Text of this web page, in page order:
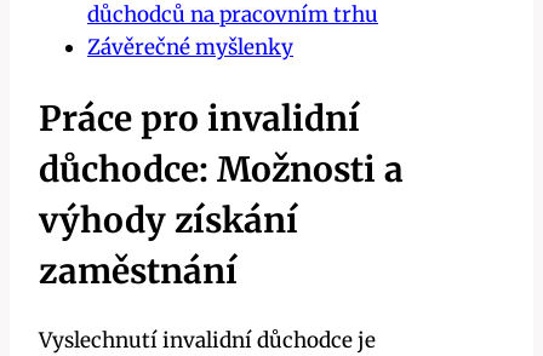
důchodců na pracovním trhu
Závěrečné myšlenky
Práce pro invalidní
důchodce: Možnosti a
výhody získání
zaměstnání
Vyslechnutí invalidní důchodce je